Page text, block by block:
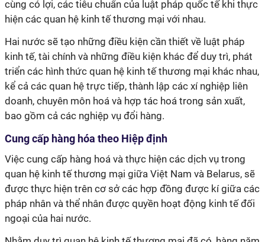
cùng có lợi, các tiêu chuẩn của luật pháp quốc tế khi thực
hiện các quan hệ kinh tế thương mại với nhau.
Hai nước sẽ tạo những điều kiện cần thiết về luật pháp
kinh tế, tài chính và những điều kiện khác để duy trì, phát
triển các hình thức quan hệ kinh tế thương mại khác nhau,
kể cả các quan hệ trực tiếp, thành lập các xí nghiệp liên
doanh, chuyên môn hoá và hợp tác hoá trong sản xuất,
bao gồm cả các nghiệp vụ đổi hàng.
Cung cấp hàng hóa theo Hiệp định
Việc cung cấp hàng hoá và thực hiện các dịch vụ trong
quan hệ kinh tế thương mại giữa Việt Nam và Belarus, sẽ
được thực hiện trên cơ sở các hợp đồng được kí giữa các
pháp nhân và thể nhân được quyền hoạt động kinh tế đối
ngoại của hai nước.